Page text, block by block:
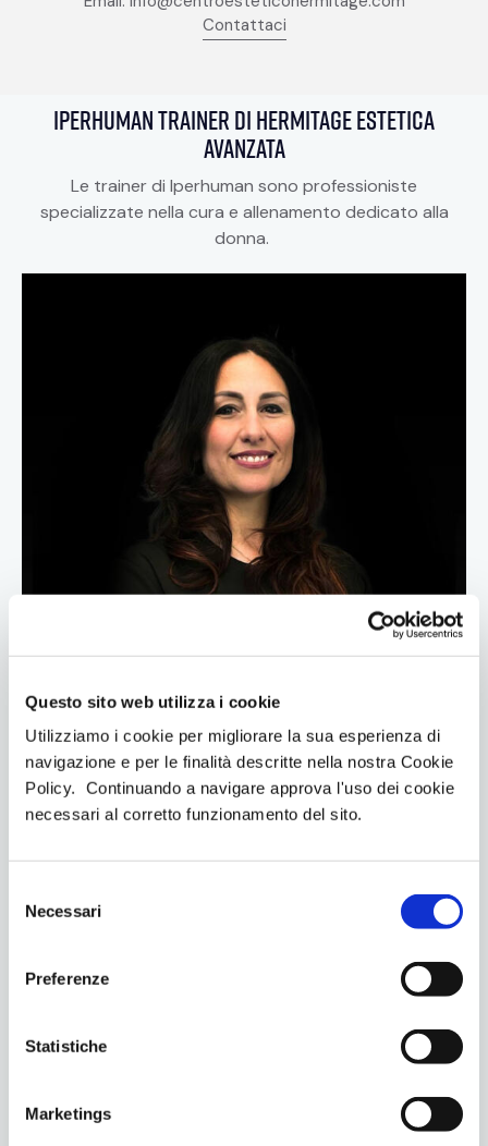
Questo sito web utilizza i cookie
Utilizziamo i cookie per migliorare la sua esperienza di
navigazione e per le finalità descritte nella nostra Cookie
Policy. Continuando a navigare approva l'uso dei cookie
necessari al corretto funzionamento del sito.
Necessari
Preferenze
Statistiche
Marketings
Contattaci
Iperhuman trainer di hermitage estetica
avanzata
Le trainer di Iperhuman sono professioniste
specializzate nella cura e allenamento dedicato alla
donna.